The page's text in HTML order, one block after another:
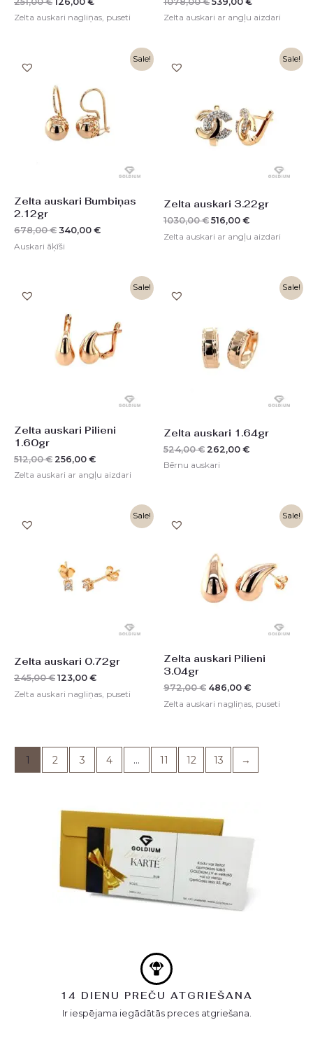
Zelta auskari nagliņas, puseti Zelta auskari ar angļu aizdari
Sale!
Zelta auskari Bumbiņas
2.12gr
678,00€
678,00 €.
340,00 €
Current
340,00 €.
Auskari āķīši
Sale!
Zelta auskari 3.22gr
1030,00€ 516,00 €
Current
Zelta auskari ar angļu aizdari
Sale!
Zelta auskari Pilieni
1.60gr
512,00€
512,00 €.
256,00 €
Current
Zelta auskari ar angļu aizdari
Sale!
Zelta auskari 1.64gr
524,00€ 262,00 €
Current
Bērnu auskari
Sale!
Zelta auskari 0.72gr
245,00€ 123,00 €
Current
Zelta auskari nagliņas, puseti
Sale!
Zelta auskari Pilieni
3.04gr
972,00€ 486,00 €
Current
Zelta auskari nagliņas, puseti
1 2 3 4 … 11 12 13 →
14 DIENU PREČU ATGRIEŠANA
Ir iespējama iegādātās preces atgriešana.